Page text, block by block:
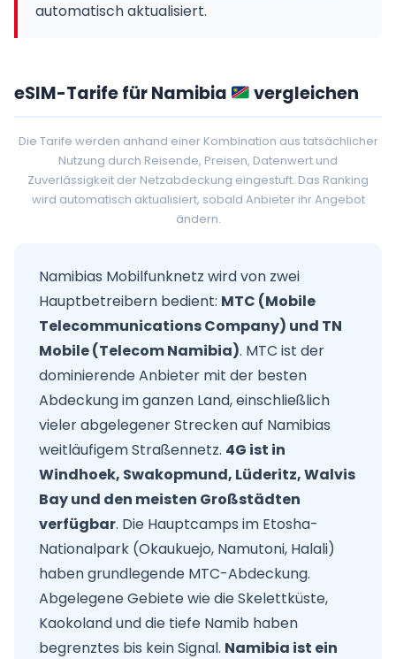
automatisch aktualisiert.
eSIM-Tarife für Namibia vergleichen
Die Tarife werden anhand einer Kombination aus tatsächlicher
Nutzung durch Reisende, Preisen, Datenwert und
Zuverlässigkeit der Netzabdeckung eingestuft. Das Ranking
wird automatisch aktualisiert, sobald Anbieter ihr Angebot
ändern.
Namibias Mobilfunknetz wird von zwei
Hauptbetreibern bedient: MTC (Mobile
Telecommunications Company) und TN
Mobile (Telecom Namibia). MTC ist der
dominierende Anbieter mit der besten
Abdeckung im ganzen Land, einschließlich
vieler abgelegener Strecken auf Namibias
weitläufigem Straßennetz. 4G ist in
Windhoek, Swakopmund, Lüderitz, Walvis
Bay und den meisten Großstädten
verfügbar. Die Hauptcamps im Etosha-
Nationalpark (Okaukuejo, Namutoni, Halali)
haben grundlegende MTC-Abdeckung.
Abgelegene Gebiete wie die Skelettküste,
Kaokoland und die tiefe Namib haben
begrenztes bis kein Signal. Namibia ist ein